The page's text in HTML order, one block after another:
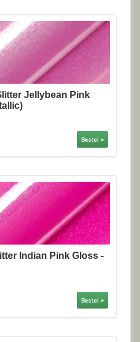
Jellybean Pink
Bestel »
Indian Pink Gloss -
Bestel »